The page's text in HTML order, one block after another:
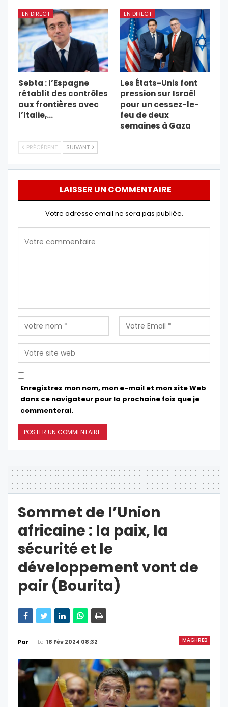
EN DIRECT
Sebta : l’Espagne
rétablit des contrôles
aux frontières avec
l’Italie,…
EN DIRECT
Les États-Unis font
pression sur Israël
pour un cessez-le-
feu de deux
semaines à Gaza
PRÉCÉDENT SUIVANT
LAISSER UN COMMENTAIRE
Votre adresse email ne sera pas publiée.
Enregistrez mon nom, mon e-mail et mon site Web
dans ce navigateur pour la prochaine fois que je
commenterai.
Sommet de l’Union
africaine : la paix, la
sécurité et le
développement vont de
pair (Bourita)
MAGHREB
Par Le 18 Fév 2024 08:32